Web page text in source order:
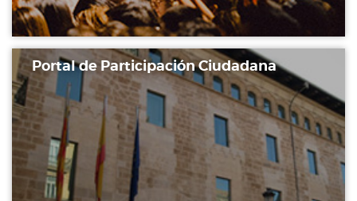
Portal de Participación Ciudadana